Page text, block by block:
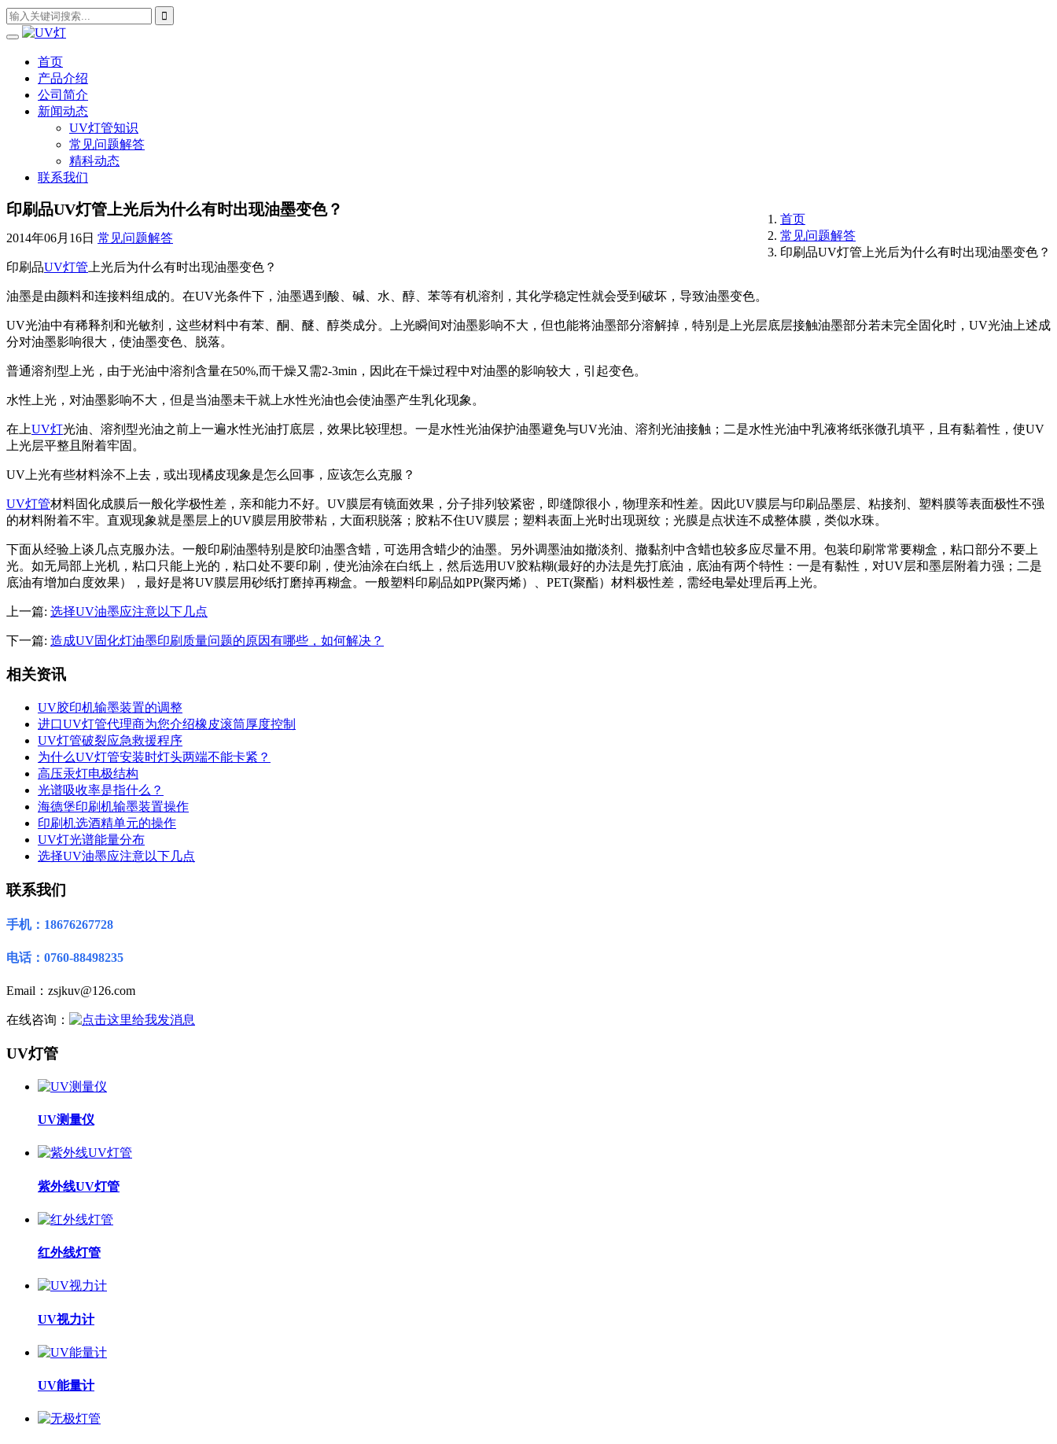
首页
产品介绍
公司简介
新闻动态
UV灯管知识
常见问题解答
精科动态
联系我们
首页
常见问题解答
印刷品UV灯管上光后为什么有时出现油墨变色？
印刷品UV灯管上光后为什么有时出现油墨变色？
2014年06月16日 常见问题解答
印刷品UV灯管 上光后为什么有时出现油墨变色？
油墨是由颜料和连接料组成的。在UV光条件下，油墨遇到酸、碱、水、醇、苯等有机溶剂，其化学稳定性就会受到破坏，导致油墨变色。
UV光油中有稀释剂和光敏剂，这些材料中有苯、酮、醚、醇类成分。上光瞬间对油墨影响不大，但也能将油墨部分溶解掉，特别是上光层底层接触油墨部分若未完全固化时，UV光油上述成
分对油墨影响很大，使油墨变色、脱落。
普通溶剂型上光，由于光油中溶剂含量在50%,而干燥又需2-3min，因此在干燥过程中对油墨的影响较大，引起变色。
水性上光，对油墨影响不大，但是当油墨未干就上水性光油也会使油墨产生乳化现象。
在上UV灯光油、溶剂型光油之前上一遍水性光油打底层，效果比较理想。一是水性光油保护油墨避免与UV光油、溶剂光油接触；二是水性光油中乳液将纸张微孔填平，且有黏着性，使UV
上光层平整且附着牢固。
UV上光有些材料涂不上去，或出现橘皮现象是怎么回事，应该怎么克服？
UV灯管材料固化成膜后一般化学极性差，亲和能力不好。UV膜层有镜面效果，分子排列较紧密，即缝隙很小，物理亲和性差。因此UV膜层与印刷品墨层、粘接剂、塑料膜等表面极性不强
的材料附着不牢。直观现象就是墨层上的UV膜层用胶带粘，大面积脱落；胶粘不住UV膜层；塑料表面上光时出现斑纹；光膜是点状连不成整体膜，类似水珠。
下面从经验上谈几点克服办法。一般印刷油墨特别是胶印油墨含蜡，可选用含蜡少的油墨。另外调墨油如撤淡剂、撤黏剂中含蜡也较多应尽量不用。包装印刷常常要糊盒，粘口部分不要上
光。如无局部上光机，粘口只能上光的，粘口处不要印刷，使光油涂在白纸上，然后选用UV胶粘糊(最好的办法是先打底油，底油有两个特性：一是有黏性，对UV层和墨层附着力强；二是
底油有增加白度效果），最好是将UV膜层用砂纸打磨掉再糊盒。一般塑料印刷品如PP(聚丙烯）、PET(聚酯）材料极性差，需经电晕处理后再上光。
上一篇: 选择UV油墨应注意以下几点
下一篇: 造成UV固化灯油墨印刷质量问题的原因有哪些，如何解决？
相关资讯
UV胶印机输墨装置的调整
进口UV灯管代理商为您介绍橡皮滚筒厚度控制
UV灯管破裂应急救援程序
为什么UV灯管安装时灯头两端不能卡紧？
高压汞灯电极结构
光谱吸收率是指什么？
海德堡印刷机输墨装置操作
印刷机选酒精单元的操作
UV灯光谱能量分布
选择UV油墨应注意以下几点
联系我们
手机：18676267728
电话：0760-88498235
Email：zsjkuv@126.com
在线咨询：
UV灯管
UV测量仪
紫外线UV灯管
红外线灯管
UV视力计
UV能量计